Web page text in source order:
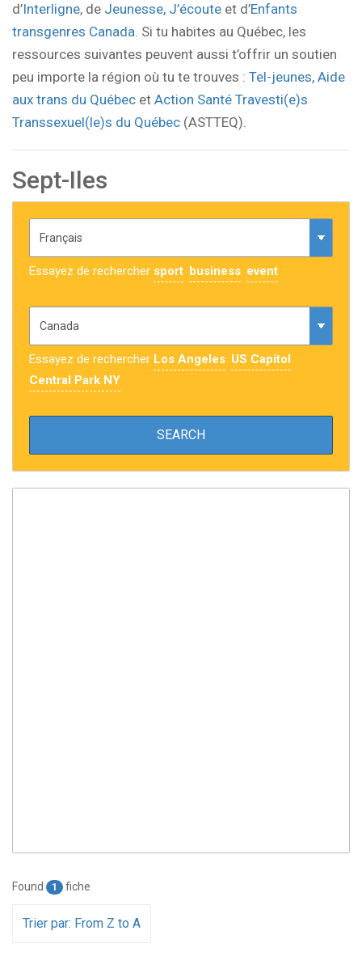
d’Interligne, de Jeunesse, J’écoute et d’Enfants
transgenres Canada. Si tu habites au Québec, les
ressources suivantes peuvent aussi t’offrir un soutien
peu importe la région où tu te trouves : Tel-jeunes, Aide
aux trans du Québec et Action Santé Travesti(e)s
Transsexuel(le)s du Québec (ASTTEQ).
Sept-Iles
Essayez de rechercher sport business event
Essayez de rechercher Los Angeles US Capitol
Central Park NY
Found 1 fiche
Trier par: From Z to A